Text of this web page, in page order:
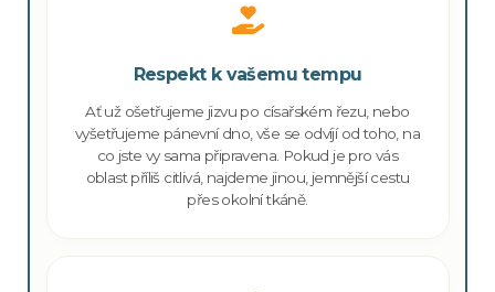
Respekt k vašemu tempu
Ať už ošetřujeme jizvu po císařském řezu, nebo
vyšetřujeme pánevní dno, vše se odvíjí od toho, na
co jste vy sama připravena. Pokud je pro vás
oblast příliš citlivá, najdeme jinou, jemnější cestu
přes okolní tkáně.